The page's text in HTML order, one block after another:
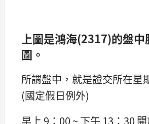
上圖是鴻海(2317)的盤
圖。
所謂盤中，就是證交所在星
(國定假日例外)
早上 9：00 ~ 下午 13：30